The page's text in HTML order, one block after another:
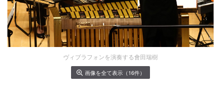
ヴィブラフォンを演奏する會田瑞樹
画像を全て表示（16件）